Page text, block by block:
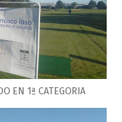
EN 1ª CATEGORIA